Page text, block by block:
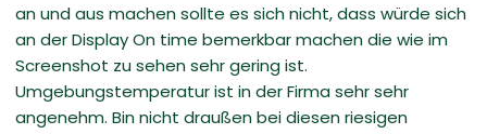
an und aus machen sollte es sich nicht, dass würde sich
an der Display On time bemerkbar machen die wie im
Screenshot zu sehen sehr gering ist.
Umgebungstemperatur ist in der Firma sehr sehr
angenehm. Bin nicht draußen bei diesen riesigen